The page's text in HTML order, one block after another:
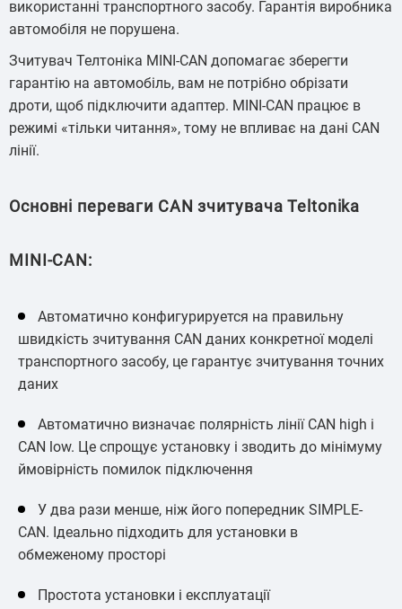
використанні транспортного засобу. Гарантія виробника
автомобіля не порушена.
Зчитувач Телтоніка MINI-CAN допомагає зберегти
гарантію на автомобіль, вам не потрібно обрізати
дроти, щоб підключити адаптер. MINI-CAN працює в
режимі «тільки читання», тому не впливає на дані CAN
лінії.
Основні переваги CAN зчитувача Teltonika
MINI-CAN:
Автоматично конфигурируется на правильну
швидкість зчитування САN даних конкретної моделі
транспортного засобу, це гарантує зчитування точних
даних
Автоматично визначає полярність лінії CAN high і
CAN low. Це спрощує установку і зводить до мінімуму
ймовірність помилок підключення
У два рази менше, ніж його попередник SIMPLE-
CAN. Ідеально підходить для установки в
обмеженому просторі
Простота установки і експлуатації